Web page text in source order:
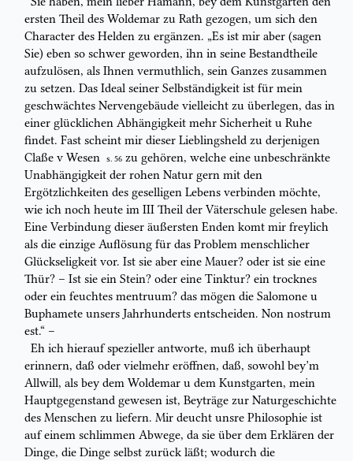
ersten Theil des Woldemar zu Rath gezogen, um sich den
Character des Helden zu ergänzen. „Es ist mir aber (sagen
Sie) eben so schwer geworden, ihn in seine Bestandtheile
aufzulösen, als Ihnen vermuthlich, sein Ganzes zusammen
zu setzen. Das Ideal seiner Selbständigkeit ist für mein
geschwächtes Nervengebäude vielleicht zu überlegen, das in
einer glücklichen Abhängigkeit mehr Sicherheit u Ruhe
findet. Fast scheint mir dieser Lieblingsheld zu derjenigen
Claße v Wesen
S. 56 zu gehören, welche eine unbeschränkte
Unabhängigkeit der rohen Natur gern mit den
Ergötzlichkeiten des geselligen Lebens verbinden möchte,
wie ich noch heute im III Theil der Väterschule gelesen habe.
Eine Verbindung dieser äußersten Enden komt mir freylich
als die einzige Auflösung für das Problem menschlicher
Glückseligkeit vor. Ist sie aber eine Mauer? oder ist sie eine
Thür? – Ist sie ein Stein? oder eine Tinktur? ein trocknes
oder ein feuchtes mentruum? das mögen die Salomone u
Buphamete unsers Jahrhunderts entscheiden. Non nostrum
est.“ –
Eh ich hierauf spezieller antworte, muß ich überhaupt
erinnern, daß oder vielmehr eröffnen, daß, sowohl bey’m
Allwill, als bey dem Woldemar u dem Kunstgarten, mein
Hauptgegenstand gewesen ist, Beyträge zur Naturgeschichte
des Menschen zu liefern. Mir deucht unsre Philosophie ist
auf einem schlimmen Abwege, da sie über dem Erklären der
Dinge, die Dinge selbst zurück läßt; wodurch die